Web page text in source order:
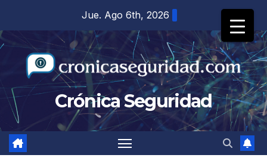
contenido
Jue. Ago 6th, 2026
Crónica Seguridad